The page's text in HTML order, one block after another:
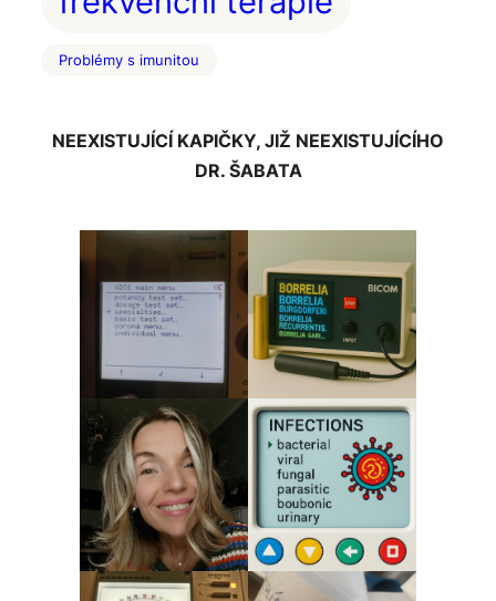
Problémy s imunitou
NEEXISTUJÍCÍ KAPIČKY, JIŽ NEEXISTUJÍCÍHO
DR. ŠABATA